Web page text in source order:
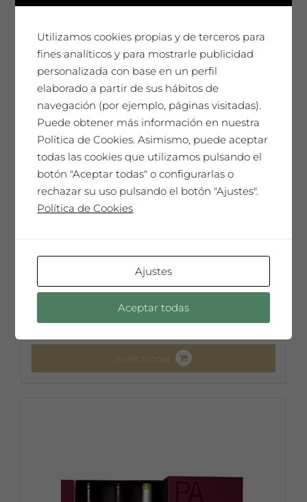
Caja de cartrón (6u.)
0,00€
Seleccionar
Utilizamos cookies propias y de terceros para
fines analíticos y para mostrarle publicidad
personalizada con base en un perfil
elaborado a partir de sus hábitos de
navegación (por ejemplo, páginas visitadas).
Puede obtener más información en nuestra
Política de Cookies. Asimismo, puede aceptar
todas las cookies que utilizamos pulsando el
botón "Aceptar todas" o configurarlas o
rechazar su uso pulsando el botón "Ajustes".
Política de Cookies
Ajustes
Aceptar todas